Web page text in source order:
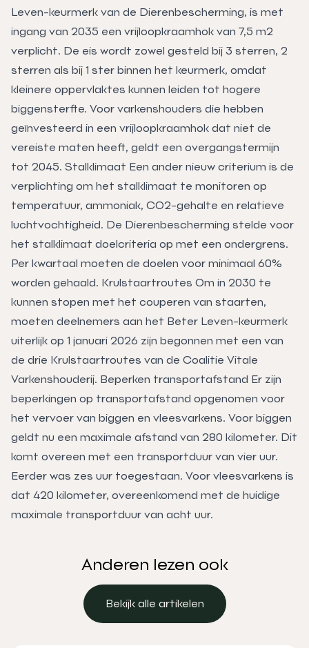
Leven-keurmerk van de Dierenbescherming, is met
ingang van 2035 een vrijloopkraamhok van 7,5 m2
verplicht. De eis wordt zowel gesteld bij 3 sterren, 2
sterren als bij 1 ster binnen het keurmerk, omdat
kleinere oppervlaktes kunnen leiden tot hogere
biggensterfte. Voor varkenshouders die hebben
geïnvesteerd in een vrijloopkraamhok dat niet de
vereiste maten heeft, geldt een overgangstermijn
tot 2045. Stalklimaat Een ander nieuw criterium is de
verplichting om het stalklimaat te monitoren op
temperatuur, ammoniak, CO2-gehalte en relatieve
luchtvochtigheid. De Dierenbescherming stelde voor
het stalklimaat doelcriteria op met een ondergrens.
Per kwartaal moeten de doelen voor minimaal 60%
worden gehaald. Krulstaartroutes Om in 2030 te
kunnen stopen met het couperen van staarten,
moeten deelnemers aan het Beter Leven-keurmerk
uiterlijk op 1 januari 2026 zijn begonnen met een van
de drie Krulstaartroutes van de Coalitie Vitale
Varkenshouderij. Beperken transportafstand Er zijn
beperkingen op transportafstand opgenomen voor
het vervoer van biggen en vleesvarkens. Voor biggen
geldt nu een maximale afstand van 280 kilometer. Dit
komt overeen met een transportduur van vier uur.
Eerder was zes uur toegestaan. Voor vleesvarkens is
dat 420 kilometer, overeenkomend met de huidige
maximale transportduur van acht uur.
Anderen lezen ook
Bekijk alle artikelen